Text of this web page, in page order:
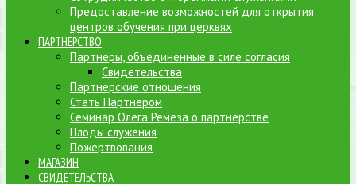
Предоставление возможностей для открытия
центров обучения при церквях
ПАРТНЕРСТВО
Партнеры, объединенные в силе согласия
Свидетельства
Партнерские отношения
Стать Партнером
Семинар Олега Ремеза о партнерстве
Плоды служения
Пожертвования
МАГАЗИН
СВИДЕТЕЛЬСТВА